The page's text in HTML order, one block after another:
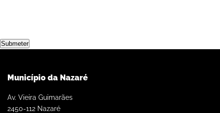
Submeter
Município da Nazaré
Av. Vieira Guimarães
2450-112 Nazaré